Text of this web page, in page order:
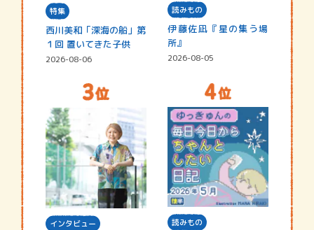
特集
西川美和「深海の船」第
１回 置いてきた子供
2026-08-06
読みもの
伊藤佐凪『星の集う場
所』
2026-08-05
インタビュー 読みもの